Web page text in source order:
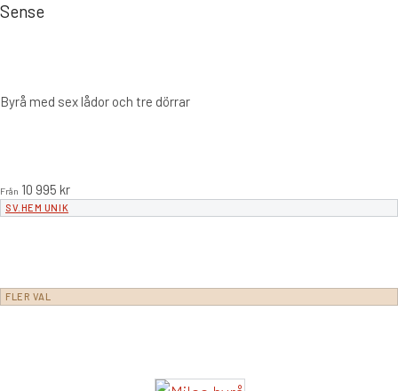
Sense
Byrå med sex lådor och tre dörrar
Från 10 995 kr
SV.HEM UNIK
FLER VAL